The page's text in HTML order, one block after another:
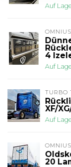
Auf
OMNIUS
4
Auf
TURBO
XF/
Auf
OMNIUS
20